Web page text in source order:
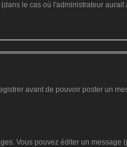
le cas où l'administrateur
avant de pouvoir poster un
Vous pouvez éditer un